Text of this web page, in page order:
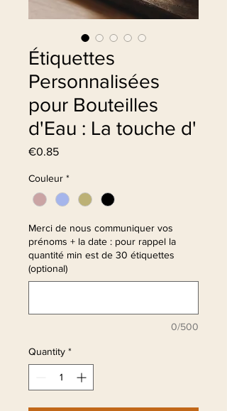
Étiquettes
Personnalisées
pour Bouteilles
d'Eau : La touche d'
€0.85Price
Couleur *
Merci de nous communiquer vos
prénoms + la date : pour rappel la
quantité min est de 30 étiquettes
(optional)
0/500
Quantity *